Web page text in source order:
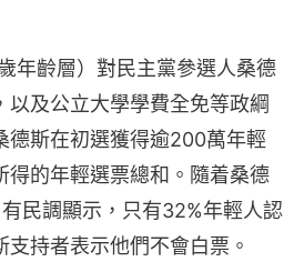
年齡層）對民主黨參選人桑德
及公立大學學費全免等政綱
德斯在初選獲得逾200萬年輕
得的年輕選票總和。隨着桑德
民調顯示，只有32%年輕人認
持者表示他們不會白票。